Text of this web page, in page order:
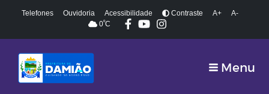
Telefones Ouvidoria Acessibilidade Contraste A+
A-
0ºC
Menu